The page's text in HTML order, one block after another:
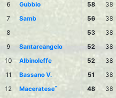
6
Gubbio 58 38
7
Samb 56 38
8
53 38
9
Santarcangelo 52 38
10
Albinoleffe 52 38
11
Bassano V. 51 38
12
Maceratese* 48 38